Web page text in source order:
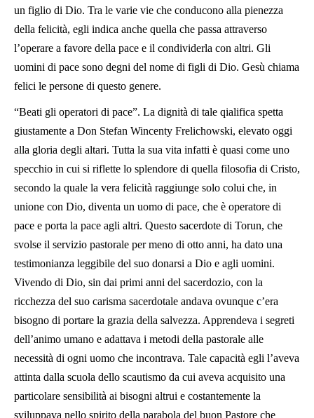
un figlio di Dio. Tra le varie vie che conducono alla pienezza
della felicità, egli indica anche quella che passa attraverso
l’operare a favore della pace e il condividerla con altri. Gli
uomini di pace sono degni del nome di figli di Dio. Gesù chiama
felici le persone di questo genere.
“Beati gli operatori di pace”. La dignità di tale qialifica spetta
giustamente a Don Stefan Wincenty Frelichowski, elevato oggi
alla gloria degli altari. Tutta la sua vita infatti è quasi come uno
specchio in cui si riflette lo splendore di quella filosofia di Cristo,
secondo la quale la vera felicità raggiunge solo colui che, in
unione con Dio, diventa un uomo di pace, che è operatore di
pace e porta la pace agli altri. Questo sacerdote di Torun, che
svolse il servizio pastorale per meno di otto anni, ha dato una
testimonianza leggibile del suo donarsi a Dio e agli uomini.
Vivendo di Dio, sin dai primi anni del sacerdozio, con la
ricchezza del suo carisma sacerdotale andava ovunque c’era
bisogno di portare la grazia della salvezza. Apprendeva i segreti
dell’animo umano e adattava i metodi della pastorale alle
necessità di ogni uomo che incontrava. Tale capacità egli l’aveva
attinta dalla scuola dello scautismo da cui aveva acquisito una
particolare sensibilità ai bisogni altrui e costantemente la
sviluppava nello spirito della parabola del buon Pastore che